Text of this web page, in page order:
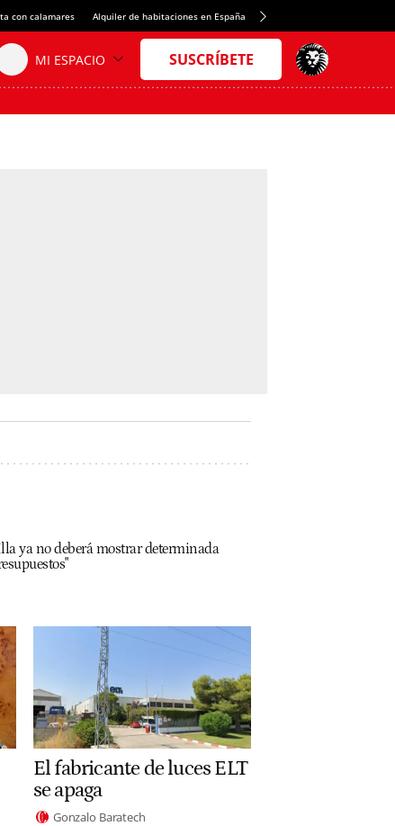
con calamares Alquiler de habitaciones en España Crédito del Spotify Camp Nou
ya no deberá mostrar determinada
El fabricante de luces ELT
se apaga
Gonzalo Baratech